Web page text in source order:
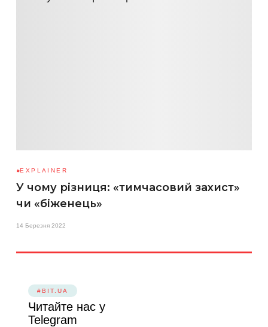
EXPLAINER
У чому різниця: «тимчасовий захист»
чи «біженець»
14 Березня 2022
#BIT.UA
Читайте нас у
Telegram